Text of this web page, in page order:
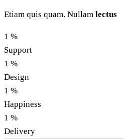
Etiam quis quam. Nullam lectus
1 %
Support
1 %
Design
1 %
Happiness
1 %
Delivery